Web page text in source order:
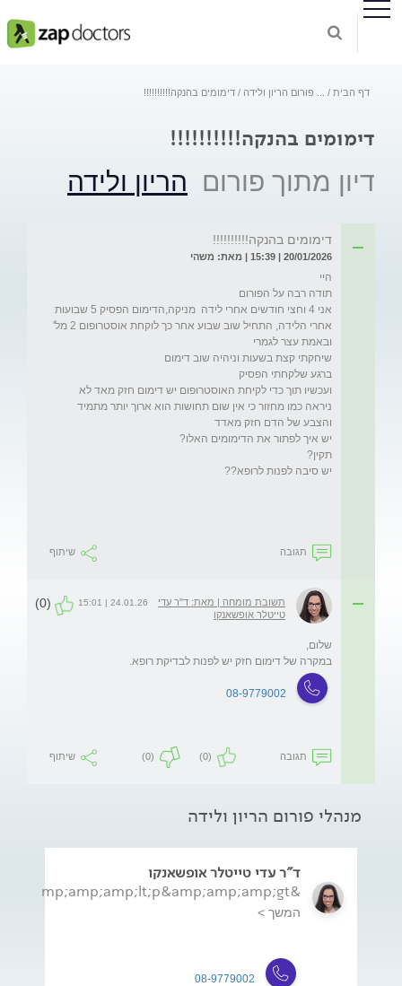
דף הבית פורום הריון ולידה דימומים בהנקה!!!!!!!!!!
דימומים בהנקה!!!!!!!!!!
דיון מתוך פורום הריון ולידה
דימומים בהנקה!!!!!!!!!!
20/01/2026 | 15:39 | מאת: משהי
אני 4 וחצי חודשים אחרי לידה  מניקה,הדימום הפסיק 5 שבועות
אחרי הלידה, התחיל שוב שבוע אחר כך לוקחת אוסטרופום 2 מל'
ועכשיו תוך כדי לקיחת האוסטרופום יש דימום חזק מאד לא
ניראה כמו מחזור כי אין שום תחושות הוא ארוך יותר מתמיד
תגובה שיתוף
תשובת מומחה | מאת: ד"ר עדי
טייטלר אופשאנקו
24.01.26 | 15:01
(0)
במקרה של דימום חזק יש לפנות לבדיקת רופא.
08-9779002
תגובה (0)
(0) שיתוף
מנהלי פורום הריון ולידה
ד"ר עדי טייטלר אופשאנקו
&amp;amp;amp;lt;p&amp;amp;amp;gt;ד&amp;amp;amp;amp;quot;...
המשך >
08-9779002